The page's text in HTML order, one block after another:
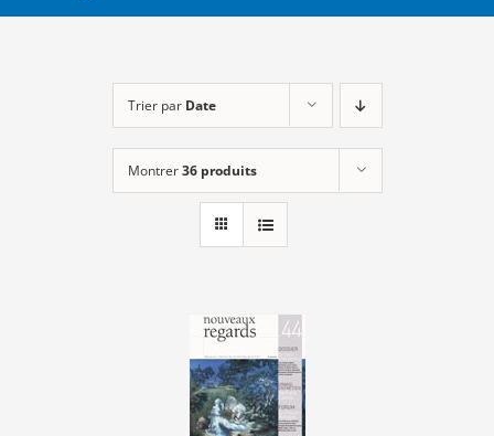
Les événements
Trier par Date
Montrer36 produits